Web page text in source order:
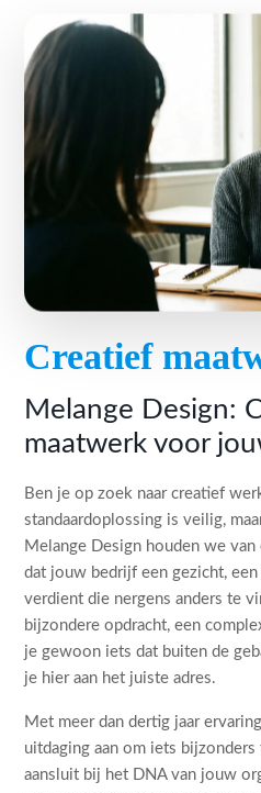
Creatief
Melange Design:
maatwerk voor
Ben je op zoek naar creatief
standaardoplossing is veilig,
Melange Design houden we
dat jouw bedrijf een gezicht,
verdient die nergens anders te
bijzondere opdracht, een
je gewoon iets dat buiten de
je hier aan het juiste adres.
Met meer dan dertig jaar
uitdaging aan om iets bijzonders
aansluit bij het DNA van jouw